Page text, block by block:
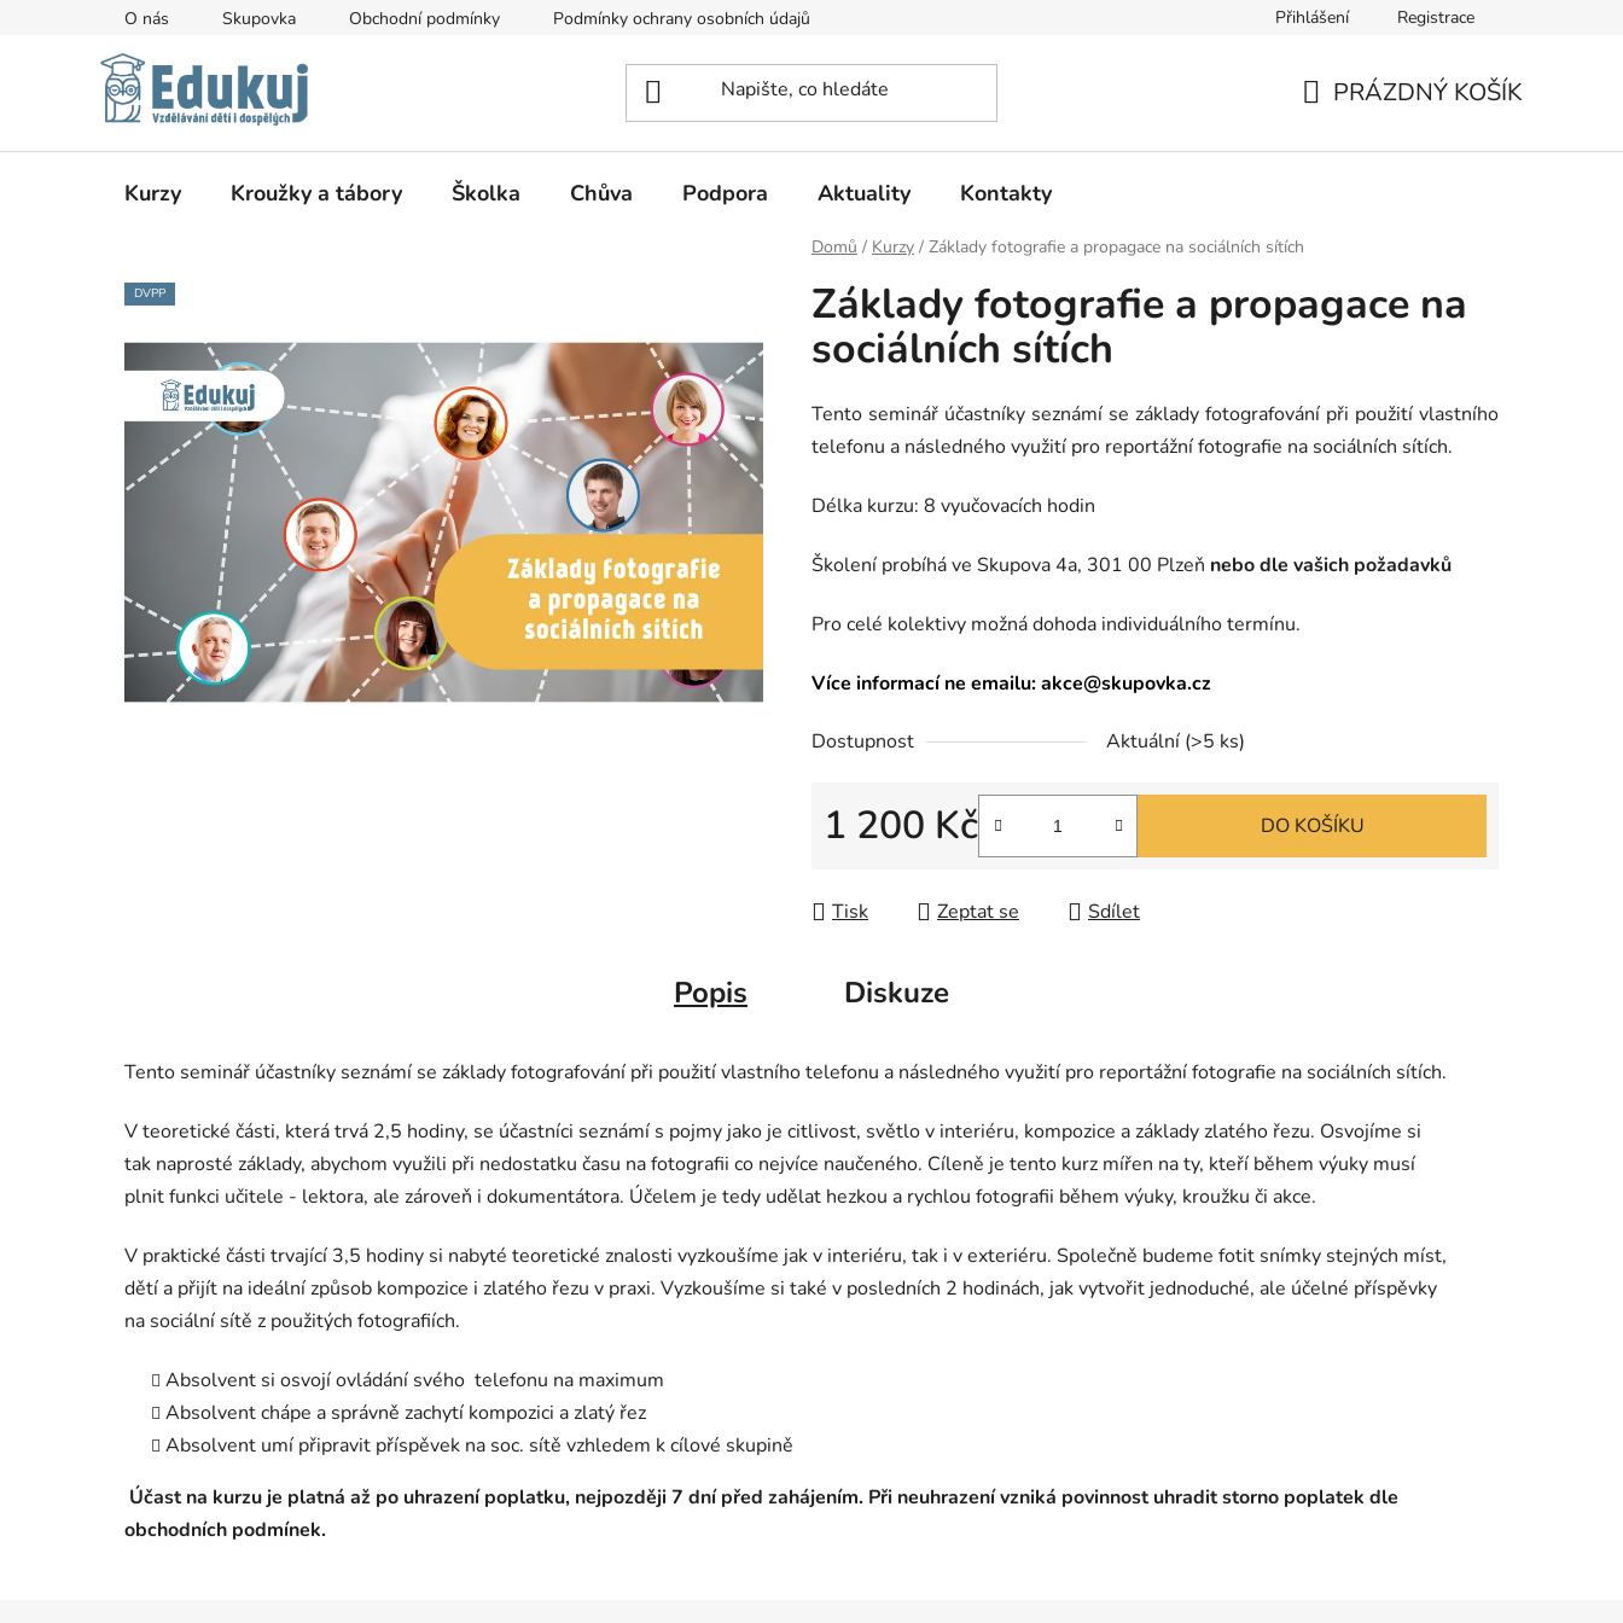
O nás Skupovka Obchodní podmínky Podmínky ochrany osobních údajů Přihlášení Registrace
PRÁZDNÝ KOŠÍK
Kurzy Kroužky a tábory Školka Chůva Podpora Aktuality Kontakty
Domů / Kurzy / Základy fotografie a propagace na sociálních sítích
Základy fotografie a propagace na
sociálních sítích
Tento seminář účastníky seznámí se základy fotografování při použití vlastního
telefonu a následného využití pro reportážní fotografie na sociálních sítích.
Délka kurzu: 8 vyučovacích hodin
Školení probíhá ve Skupova 4a, 301 00 Plzeň nebo dle vašich požadavků
Pro celé kolektivy možná dohoda individuálního termínu.
Více informací ne emailu: akce@skupovka.cz
Dostupnost Aktuální (>5 ks)
1 200 Kč DO KOŠÍKU
Tisk Zeptat se Sdílet
DVPP
Popis Diskuze
Tento seminář účastníky seznámí se základy fotografování při použití vlastního telefonu a následného využití pro reportážní fotografie na sociálních sítích.
V teoretické části, která trvá 2,5 hodiny, se účastníci seznámí s pojmy jako je citlivost, světlo v interiéru, kompozice a základy zlatého řezu. Osvojíme si
tak naprosté základy, abychom využili při nedostatku času na fotografii co nejvíce naučeného. Cíleně je tento kurz mířen na ty, kteří během výuky musí
plnit funkci učitele - lektora, ale zároveň i dokumentátora. Účelem je tedy udělat hezkou a rychlou fotografii během výuky, kroužku či akce.
V praktické části trvající 3,5 hodiny si nabyté teoretické znalosti vyzkoušíme jak v interiéru, tak i v exteriéru. Společně budeme fotit snímky stejných míst,
dětí a přijít na ideální způsob kompozice i zlatého řezu v praxi. Vyzkoušíme si také v posledních 2 hodinách, jak vytvořit jednoduché, ale účelné příspěvky
na sociální sítě z použitých fotografiích.
Absolvent si osvojí ovládání svého telefonu na maximum
Absolvent chápe a správně zachytí kompozici a zlatý řez
Absolvent umí připravit příspěvek na soc. sítě vzhledem k cílové skupině
Účast na kurzu je platná až po uhrazení poplatku, nejpozději 7 dní před zahájením. Při neuhrazení vzniká povinnost uhradit storno poplatek dle
obchodních podmínek.